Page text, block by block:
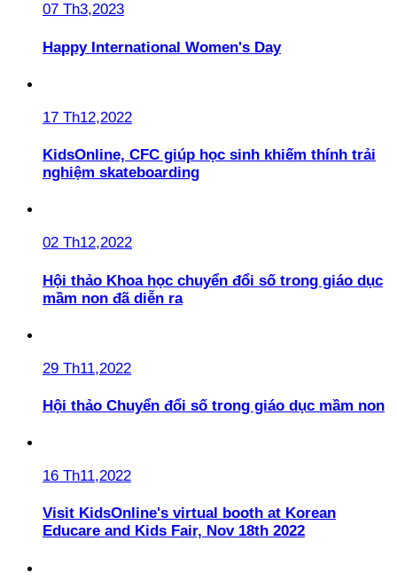
07 Th3,2023
Happy International Women's Day
17 Th12,2022
KidsOnline, CFC giúp học sinh khiếm thính trải
nghiệm skateboarding
02 Th12,2022
Hội thảo Khoa học chuyển đổi số trong giáo dục
mầm non đã diễn ra
29 Th11,2022
Hội thảo Chuyển đổi số trong giáo dục mầm non
16 Th11,2022
Visit KidsOnline's virtual booth at Korean
Educare and Kids Fair, Nov 18th 2022